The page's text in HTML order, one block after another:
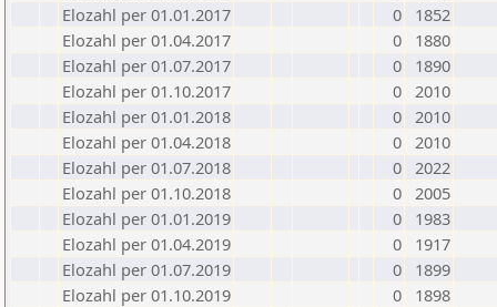
Elozahl per 01.01.2017
0
1852
Elozahl per 01.04.2017
0
1880
Elozahl per 01.07.2017
0
1890
Elozahl per 01.10.2017
0 2010
Elozahl per 01.01.2018
0 2010
Elozahl per 01.04.2018
0 2010
Elozahl per 01.07.2018
0 2022
Elozahl per 01.10.2018
0 2005
Elozahl per 01.01.2019
0
1983
Elozahl per 01.04.2019
0
1917
Elozahl per 01.07.2019
0
1899
Elozahl per 01.10.2019
0
1898